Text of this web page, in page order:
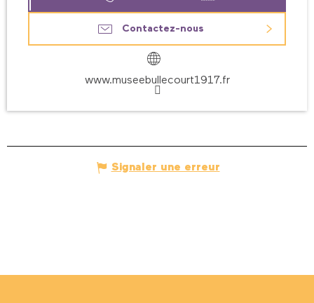
Contactez-nous
www.museebullecourt1917.fr
Signaler une erreur